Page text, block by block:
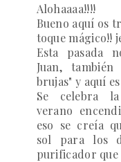
Alohaaaa!!!!
Bueno aquí os
toque mágico!!
Esta pasada
Juan, también
brujas" y aquí
Se celebra
verano
eso se creía
sol para los
purificador que